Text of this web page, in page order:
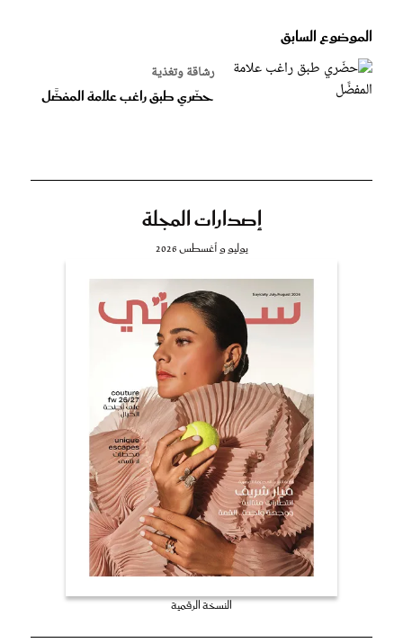
الموضوع السابق
رشاقة وتغذية
حضّري طبق راغب علامة المفضَّل
إصدارات المجلة
يوليو و أغسطس 2026
النسخة الرقمية